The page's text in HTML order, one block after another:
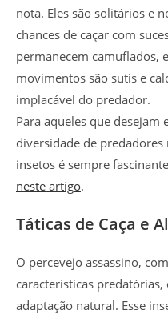
nota. Eles são solitários e
chances de caçar com
permanecem camuflados,
movimentos são sutis e
implacável do predador.
Para aqueles que
diversidade de
insetos é sempre
neste artigo.
Táticas de Caça e
O percevejo assassino,
características
adaptação natural. Esse